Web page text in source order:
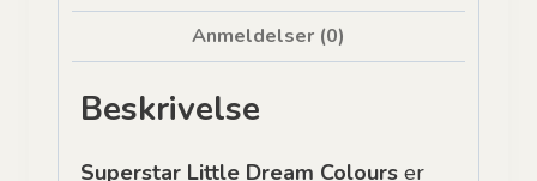
Sunrise
antal
Anmeldelser (0)
Beskrivelse
Superstar Little Dream Colours er